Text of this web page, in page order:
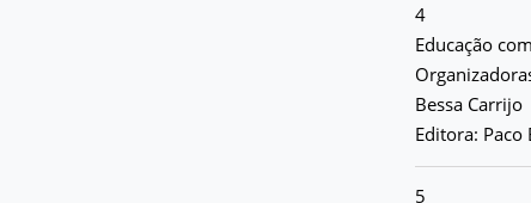
4
Educação
Bessa Carrijo
Editora: Paco
5